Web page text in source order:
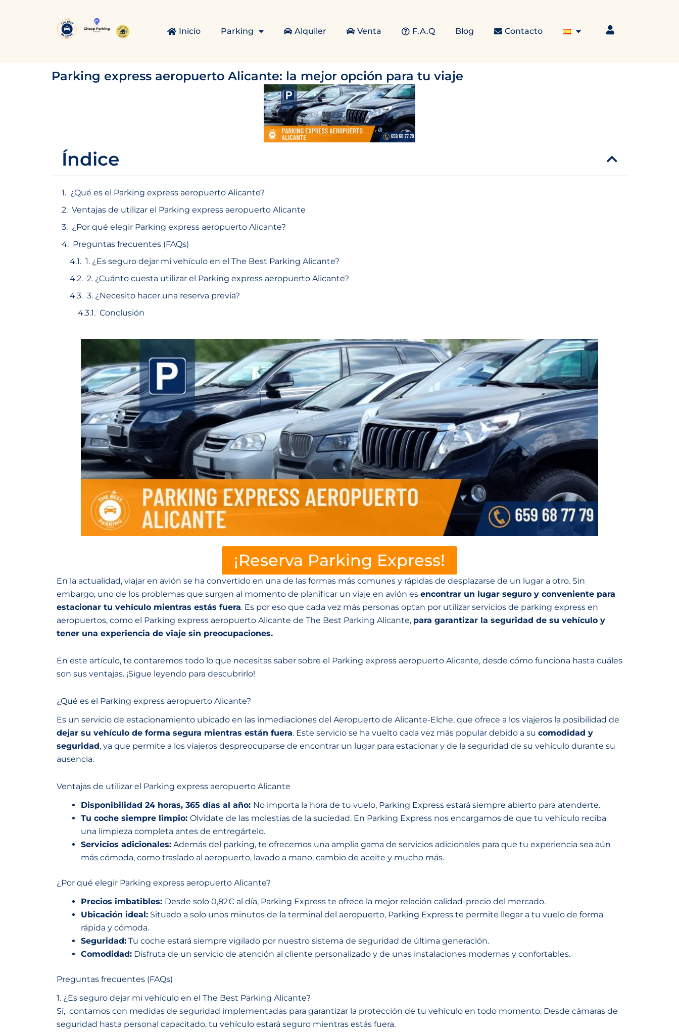
Inicio Parking Alquiler Venta F.A.Q Blog Contacto
Parking express aeropuerto Alicante: la mejor opción para tu viaje
Índice
¿Qué es el Parking express aeropuerto Alicante?
Ventajas de utilizar el Parking express aeropuerto Alicante
¿Por qué elegir Parking express aeropuerto Alicante?
Preguntas frecuentes (FAQs)
1. ¿Es seguro dejar mi vehículo en el The Best Parking Alicante?
2. ¿Cuánto cuesta utilizar el Parking express aeropuerto Alicante?
3. ¿Necesito hacer una reserva previa?
Conclusión
¡Reserva Parking Express!
En la actualidad, viajar en avión se ha convertido en una de las formas más comunes y rápidas de desplazarse de un lugar a otro. Sin
embargo, uno de los problemas que surgen al momento de planificar un viaje en avión es encontrar un lugar seguro y conveniente para
estacionar tu vehículo mientras estás fuera. Es por eso que cada vez más personas optan por utilizar servicios de parking express en
aeropuertos, como el Parking express aeropuerto Alicante de The Best Parking Alicante, para garantizar la seguridad de su vehículo y
tener una experiencia de viaje sin preocupaciones.
En este artículo, te contaremos todo lo que necesitas saber sobre el Parking express aeropuerto Alicante, desde cómo funciona hasta cuáles
son sus ventajas. ¡Sigue leyendo para descubrirlo!
¿Qué es el Parking express aeropuerto Alicante?
Es un servicio de estacionamiento ubicado en las inmediaciones del Aeropuerto de Alicante-Elche, que ofrece a los viajeros la posibilidad de
dejar su vehículo de forma segura mientras están fuera. Este servicio se ha vuelto cada vez más popular debido a su comodidad y
seguridad, ya que permite a los viajeros despreocuparse de encontrar un lugar para estacionar y de la seguridad de su vehículo durante su
ausencia.
Ventajas de utilizar el Parking express aeropuerto Alicante
Disponibilidad 24 horas, 365 días al año: No importa la hora de tu vuelo, Parking Express estará siempre abierto para atenderte.
Tu coche siempre limpio: Olvídate de las molestias de la suciedad. En Parking Express nos encargamos de que tu vehículo reciba
una limpieza completa antes de entregártelo.
Servicios adicionales: Además del parking, te ofrecemos una amplia gama de servicios adicionales para que tu experiencia sea aún
más cómoda, como traslado al aeropuerto, lavado a mano, cambio de aceite y mucho más.
¿Por qué elegir Parking express aeropuerto Alicante?
Precios imbatibles: Desde solo 0,82€ al día, Parking Express te ofrece la mejor relación calidad-precio del mercado.
Ubicación ideal: Situado a solo unos minutos de la terminal del aeropuerto, Parking Express te permite llegar a tu vuelo de forma
rápida y cómoda.
Seguridad: Tu coche estará siempre vigilado por nuestro sistema de seguridad de última generación.
Comodidad: Disfruta de un servicio de atención al cliente personalizado y de unas instalaciones modernas y confortables.
Preguntas frecuentes (FAQs)
1. ¿Es seguro dejar mi vehículo en el The Best Parking Alicante?
Sí, contamos con medidas de seguridad implementadas para garantizar la protección de tu vehículo en todo momento. Desde cámaras de
seguridad hasta personal capacitado, tu vehículo estará seguro mientras estás fuera.